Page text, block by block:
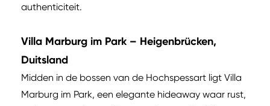
authenticiteit.
Villa Marburg im Park – Heigenbrücken,
Duitsland
Midden in de bossen van de Hochspessart ligt Villa
Marburg im Park, een elegante hideaway waar rust,